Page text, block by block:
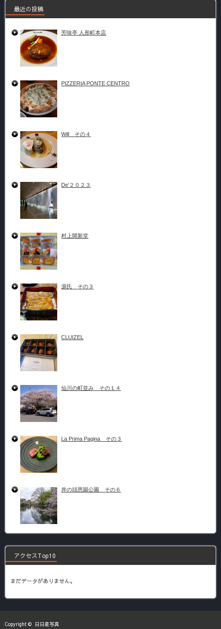
最近の投稿
芳味亭 人形町本店
PIZZERIA PONTE CENTRO
Will その４
De’２０２３
村上開新堂
源氏 その３
CLUIZEL
仙川の町並み その１４
La Prima Pagina その３
井の頭恩賜公園 その６
アクセスTop10
まだデータがありません。
Copyright © 日日是写真